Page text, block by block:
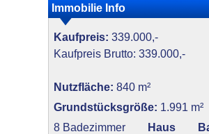
Immobilie Info
Kaufpreis: 339.000,-
Kaufpreis Brutto: 339.000,-
Nutzfläche: 840 m²
Grundstücksgröße: 1.991 m²
8 Badezimmer
Haus